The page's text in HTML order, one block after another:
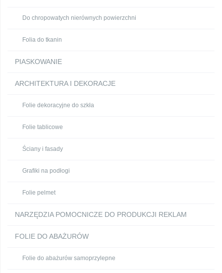
Do chropowatych nierównych powierzchni
Folia do tkanin
PIASKOWANIE
ARCHITEKTURA I DEKORACJE
Folie dekoracyjne do szkła
Folie tablicowe
Ściany i fasady
Grafiki na podłogi
Folie pelmet
NARZĘDZIA POMOCNICZE DO PRODUKCJI REKLAM
FOLIE DO ABAŻURÓW
Folie do abażurów samoprzylepne